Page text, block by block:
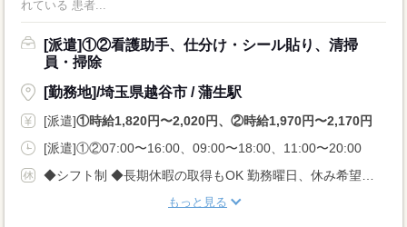
れている 患者...
[派遣]①②看護助手、仕分け・シール貼り、清掃
員・掃除
[勤務地]/埼玉県越谷市 / 蒲生駅
[派遣]①時給1,820円〜2,020円、②時給1,970円〜2,170円
[派遣]①②07:00〜16:00、09:00〜18:00、11:00〜20:00
もっと見る